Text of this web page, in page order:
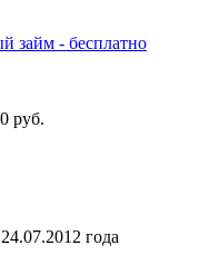
займ - бесплатно
руб.
года